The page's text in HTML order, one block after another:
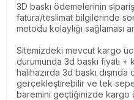
3D baskı ödemelerinin
fatura/teslimat bilgilerinde
metodu kolaylığı sağlaması
Sitemizdeki mevcut kargo
durumunda 3d baskı fiyatı +
halihazırda 3d baskı
gerçekleştirebilir ve tek
baremini geçtiğinizde kargo